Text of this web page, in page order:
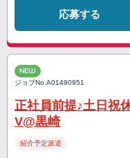
応募する
NEW
ジョブNo.A01490951
正社員前提♪土日祝
V@黒崎
紹介予定派遣